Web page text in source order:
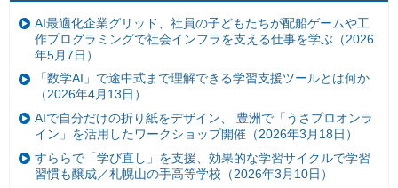
AI最適化企業グリッド、社員の子どもたちが配船ゲームや工
作プログラミングで社会インフラを支える仕事を学ぶ（2026
年5月7日）
「数学AI」で途中式まで理解できる学習支援ツールとは何か
（2026年4月13日）
AIで自分だけの折り紙をデザイン、 豊洲で「うさプロオンラ
イン」を活用したワークショップ開催（2026年3月18日）
すららで「学び直し」を支援、効果的な学習サイクルで学習
習慣も醸成／札幌山の手高等学校（2026年3月10日）